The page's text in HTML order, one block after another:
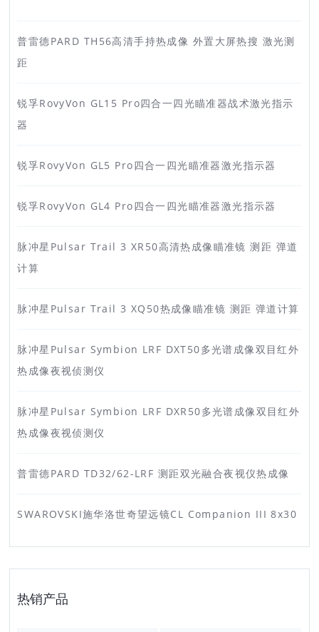
普雷德PARD TH56高清手持热成像 外置大屏热搜 激光测
距
锐孚RovyVon GL15 Pro四合一四光瞄准器战术激光指示
器
锐孚RovyVon GL5 Pro四合一四光瞄准器激光指示器
锐孚RovyVon GL4 Pro四合一四光瞄准器激光指示器
脉冲星Pulsar Trail 3 XR50高清热成像瞄准镜 测距 弹道
计算
脉冲星Pulsar Trail 3 XQ50热成像瞄准镜 测距 弹道计算
脉冲星Pulsar Symbion LRF DXT50多光谱成像双目红外
热成像夜视侦测仪
脉冲星Pulsar Symbion LRF DXR50多光谱成像双目红外
热成像夜视侦测仪
普雷德PARD TD32/62-LRF 测距双光融合夜视仪热成像
SWAROVSKI施华洛世奇望远镜CL Companion III 8x30
热销产品